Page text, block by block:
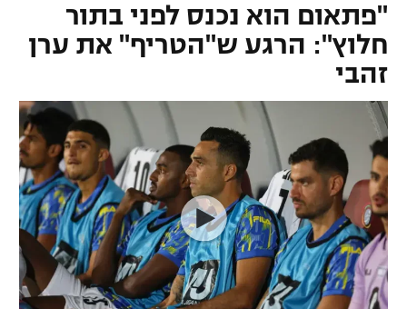
VOD
רץ ברשת
גביע הטוטו
ליגיונרים
גביע המדינה
נבחרת ישראל
מכבי חיפה
בית"ר ירושלים
מכבי תל אביב
ליגת האלופות
ליגה אירופית
ליגה אנגלית
ליגה גרמנית
ליגה ספרדית
ליגה איטלקית
ליגה צרפתית
כדורסל ישראלי
ליגת ווינר סל
ליגה לאומית
כדורסל נשים
מכבי תל אביב
הפועל חולון
הפועל ירושלים
כדורסל עולמי
NBA
יורוליג
יורוקאפ
ענפים נוספים
טניס
כדוריד
כדורעף
"פתאום הוא נכנס לפני בתור
חלוץ": הרגע ש"הטריף" את ערן
זהבי